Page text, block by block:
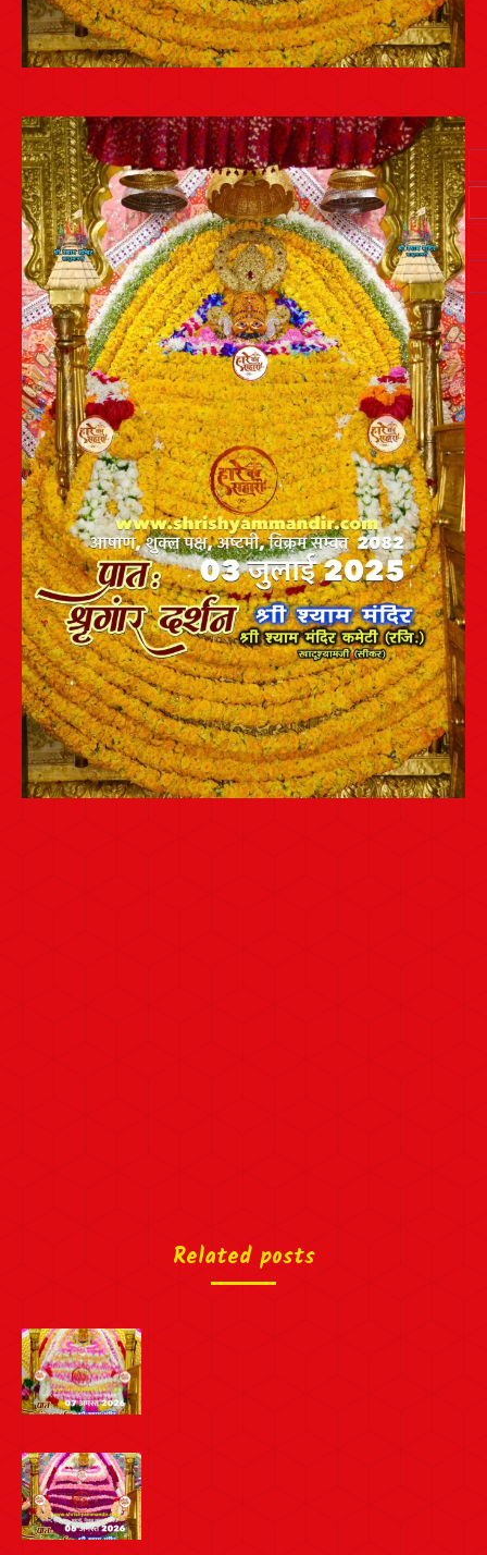
Post
navigation
Related posts